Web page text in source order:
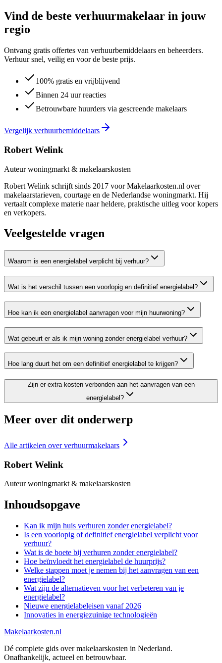
Vind de beste verhuurmakelaar in jouw
regio
Ontvang gratis offertes van verhuurbemiddelaars en beheerders.
Verhuur snel, veilig en voor de beste prijs.
100% gratis en vrijblijvend
Binnen 24 uur reacties
Betrouwbare huurders via gescreende makelaars
Vergelijk verhuurbemiddelaars
Robert Welink
Auteur woningmarkt & makelaarskosten
Robert Welink schrijft sinds 2017 voor Makelaarkosten.nl over
makelaarstarieven, courtage en de Nederlandse woningmarkt. Hij
vertaalt complexe materie naar heldere, praktische uitleg voor kopers
en verkopers.
Veelgestelde vragen
Waarom is een energielabel verplicht bij verhuur?
Wat is het verschil tussen een voorlopig en definitief energielabel?
Hoe kan ik een energielabel aanvragen voor mijn huurwoning?
Wat gebeurt er als ik mijn woning zonder energielabel verhuur?
Hoe lang duurt het om een definitief energielabel te krijgen?
Zijn er extra kosten verbonden aan het aanvragen van een
energielabel?
Meer over dit onderwerp
Alle artikelen oververhuurmakelaars
Robert Welink
Auteur woningmarkt & makelaarskosten
Inhoudsopgave
Kan ik mijn huis verhuren zonder energielabel?
Is een voorlopig of definitief energielabel verplicht voor
verhuur?
Wat is de boete bij verhuren zonder energielabel?
Hoe beïnvloedt het energielabel de huurprijs?
Welke stappen moet je nemen bij het aanvragen van een
energielabel?
Wat zijn de alternatieven voor het verbeteren van je
energielabel?
Nieuwe energielabeleisen vanaf 2026
Innovaties in energiezuinige technologieën
Makelaarkosten.nl
Dé complete gids over makelaarskosten in Nederland.
Onafhankelijk, actueel en betrouwbaar.